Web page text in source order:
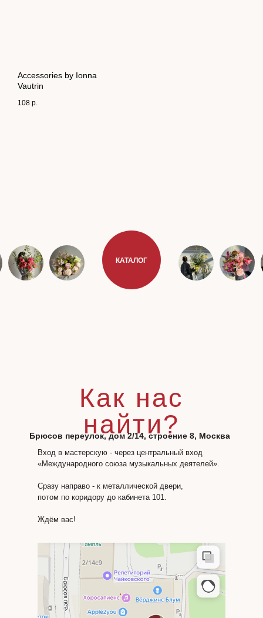
Accessories by Ionna
Vautrin
108 р.
КАТАЛОГ
Вход в мастерскую - через центральный вход
«Международного союза музыкальных деятелей».
Сразу направо - к металлической двери,
потом по коридору до кабинета 101.
Ждём вас!
Как нас
найти?
Брюсов переулок, дом 2/14, строение 8, Москва